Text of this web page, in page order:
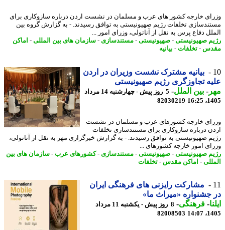
خارجه کشور های عرب و مسلمان در نشست اردن درباره سازوکاری برای
تخلفات رژیم صهیونیستی به توافق رسیدند. - به گزارش گروه بین
دفاع پرس به نقل از آناتولی، وزرای امور ...
صهیونیستی-صهیونیستی-مستندسازی- سازمان های بین المللی-اماکن
-تخلفات-بیانیه
بیانیه مشترک نشست وزیران در اردن
تجاوزگری رژیم صهیونیستی
-بین الملل-
5 روز پیش - چهارشنبه 14 مرداد
82030219
خارجه کشورهای عرب و مسلمان در نشست
درباره سازوکاری برای مستندسازی تخلفات
صهیونیستی به توافق رسیدند. - به گزارش خبرگزاری مهر به نقل از آناتولی،
امور خارجه کشورهای ...
صهیونیستی-صهیونیستی-مستندسازی- کشورهای عرب- سازمان های بین
-اماکن مقدس-تخلفات
مشارکت رایزنی های فرهنگی ایران
جشنواره «میراث ما»
-فرهنگی-
8 روز پیش - یکشنبه 11 مرداد
82008503